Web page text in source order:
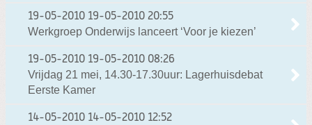
19-05-2010 19-05-2010 20:55
Werkgroep Onderwijs lanceert ‘Voor je kiezen’
19-05-2010 19-05-2010 08:26
Vrijdag 21 mei, 14.30-17.30uur: Lagerhuisdebat
Eerste Kamer
14-05-2010 14-05-2010 12:52